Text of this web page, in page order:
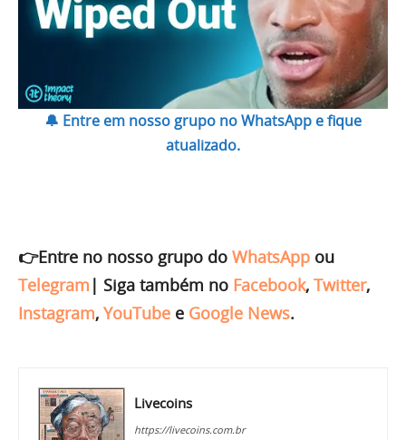
🔔 Entre em nosso grupo no WhatsApp e fique
atualizado.
👉Entre no nosso grupo do WhatsApp ou
Telegram | Siga também no Facebook, Twitter,
Instagram, YouTube e Google News.
Livecoins
https://livecoins.com.br